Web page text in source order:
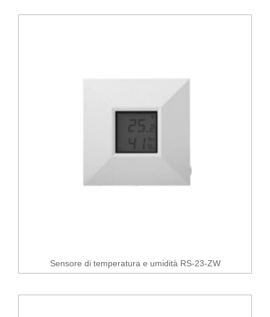
Sensore di temperatura e umidità RS-23-ZW